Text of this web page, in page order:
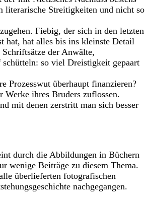
literarische Streitigkeiten und nicht so
Fiebig, der sich in den letzten
hat, hat alles bis ins kleinste Detail
der Anwälte,
so viel Dreistigkeit gepaart
Prozesswut überhaupt finanzieren?
ihres Bruders zuflossen.
mit denen zerstritt man sich besser
durch die Abbildungen in Büchern
wenige Beiträge zu diesem Thema.
überlieferten fotografischen
nachgegangen.